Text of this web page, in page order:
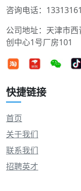
咨询电话：
公司地址：天津市
创中心1号厂房101
快捷链接
首页
关于我们
联系我们
招聘英才